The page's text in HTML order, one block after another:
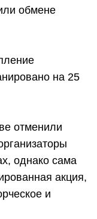
обмене
на 25
отменили
однако сама
акция,
и